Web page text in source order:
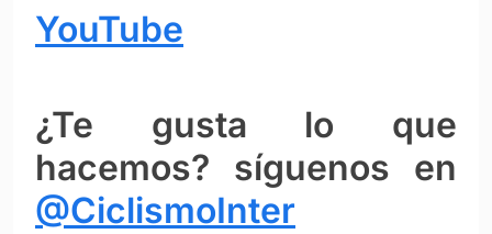
YouTube
¿Te gusta lo que
hacemos? síguenos en
@CiclismoInter